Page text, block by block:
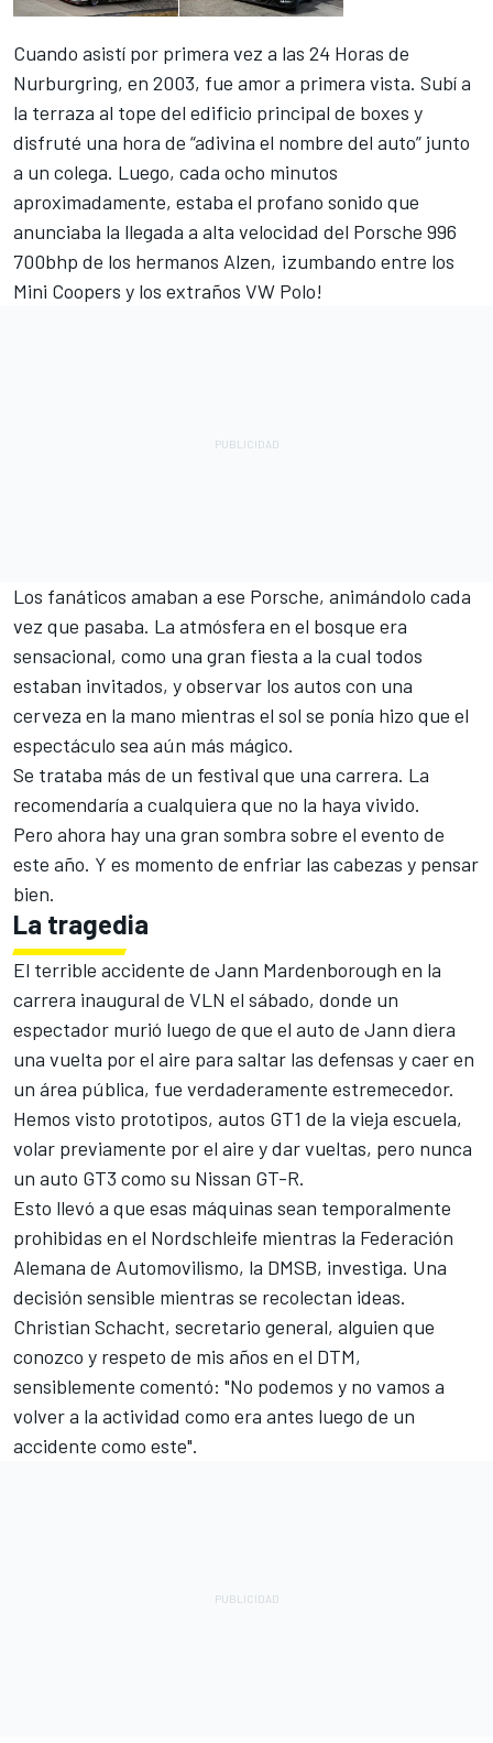
Cuando asistí por primera vez a las 24 Horas de
Nurburgring, en 2003, fue amor a primera vista. Subí a
la terraza al tope del edificio principal de boxes y
disfruté una hora de “adivina el nombre del auto” junto
a un colega. Luego, cada ocho minutos
aproximadamente, estaba el profano sonido que
anunciaba la llegada a alta velocidad del Porsche 996
700bhp de los hermanos Alzen, ¡zumbando entre los
Mini Coopers y los extraños VW Polo!
Los fanáticos amaban a ese Porsche, animándolo cada
vez que pasaba. La atmósfera en el bosque era
sensacional, como una gran fiesta a la cual todos
estaban invitados, y observar los autos con una
cerveza en la mano mientras el sol se ponía hizo que el
espectáculo sea aún más mágico.
Se trataba más de un festival que una carrera. La
recomendaría a cualquiera que no la haya vivido.
Pero ahora hay una gran sombra sobre el evento de
este año. Y es momento de enfriar las cabezas y pensar
bien.
La tragedia
El terrible accidente de Jann Mardenborough en la
carrera inaugural de VLN el sábado, donde un
espectador murió luego de que el auto de Jann diera
una vuelta por el aire para saltar las defensas y caer en
un área pública, fue verdaderamente estremecedor.
Hemos visto prototipos, autos GT1 de la vieja escuela,
volar previamente por el aire y dar vueltas, pero nunca
un auto GT3 como su Nissan GT-R.
Esto llevó a que esas máquinas sean temporalmente
prohibidas en el Nordschleife mientras la Federación
Alemana de Automovilismo, la DMSB, investiga. Una
decisión sensible mientras se recolectan ideas.
Christian Schacht, secretario general, alguien que
conozco y respeto de mis años en el DTM,
sensiblemente comentó: "No podemos y no vamos a
volver a la actividad como era antes luego de un
accidente como este".